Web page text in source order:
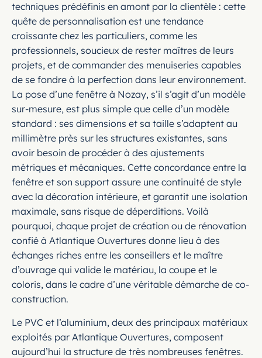
techniques prédéfinis en amont par la clientèle : cette
quête de personnalisation est une tendance
croissante chez les particuliers, comme les
professionnels, soucieux de rester maîtres de leurs
projets, et de commander des menuiseries capables
de se fondre à la perfection dans leur environnement.
La pose d’une fenêtre à Nozay, s’il s’agit d’un modèle
sur-mesure, est plus simple que celle d’un modèle
standard : ses dimensions et sa taille s’adaptent au
millimètre près sur les structures existantes, sans
avoir besoin de procéder à des ajustements
métriques et mécaniques. Cette concordance entre la
fenêtre et son support assure une continuité de style
avec la décoration intérieure, et garantit une isolation
maximale, sans risque de déperditions. Voilà
pourquoi, chaque projet de création ou de rénovation
confié à Atlantique Ouvertures donne lieu à des
échanges riches entre les conseillers et le maître
d’ouvrage qui valide le matériau, la coupe et le
coloris, dans le cadre d’une véritable démarche de co-
construction.
Le PVC et l’aluminium, deux des principaux matériaux
exploités par Atlantique Ouvertures, composent
aujourd’hui la structure de très nombreuses fenêtres.